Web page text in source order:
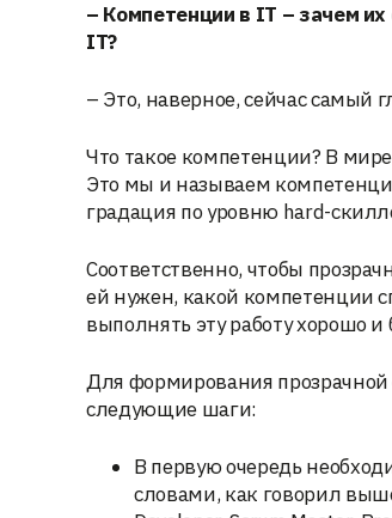
– Компетенции в IT – зачем
IT?
– Это, наверное, сейчас самый
Что такое компетенции? В
Это мы и называем
градация по уровню hard-
Соответственно, чтобы
ей нужен, какой компетенции
выполнять эту работу хорошо и
Для формирования
следующие шаги:
В первую очередь
словами, как говорил